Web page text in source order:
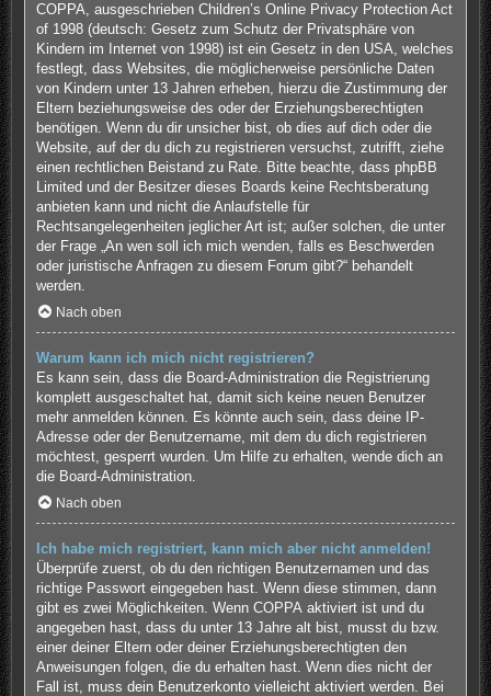
COPPA, ausgeschrieben Children’s Online Privacy Protection Act
of 1998 (deutsch: Gesetz zum Schutz der Privatsphäre von
Kindern im Internet von 1998) ist ein Gesetz in den USA, welches
festlegt, dass Websites, die möglicherweise persönliche Daten
von Kindern unter 13 Jahren erheben, hierzu die Zustimmung der
Eltern beziehungsweise des oder der Erziehungsberechtigten
benötigen. Wenn du dir unsicher bist, ob dies auf dich oder die
Website, auf der du dich zu registrieren versuchst, zutrifft, ziehe
einen rechtlichen Beistand zu Rate. Bitte beachte, dass phpBB
Limited und der Besitzer dieses Boards keine Rechtsberatung
anbieten kann und nicht die Anlaufstelle für
Rechtsangelegenheiten jeglicher Art ist; außer solchen, die unter
der Frage „An wen soll ich mich wenden, falls es Beschwerden
oder juristische Anfragen zu diesem Forum gibt?“ behandelt
werden.
Nach oben
Warum kann ich mich nicht registrieren?
Es kann sein, dass die Board-Administration die Registrierung
komplett ausgeschaltet hat, damit sich keine neuen Benutzer
mehr anmelden können. Es könnte auch sein, dass deine IP-
Adresse oder der Benutzername, mit dem du dich registrieren
möchtest, gesperrt wurden. Um Hilfe zu erhalten, wende dich an
die Board-Administration.
Nach oben
Ich habe mich registriert, kann mich aber nicht anmelden!
Überprüfe zuerst, ob du den richtigen Benutzernamen und das
richtige Passwort eingegeben hast. Wenn diese stimmen, dann
gibt es zwei Möglichkeiten. Wenn COPPA aktiviert ist und du
angegeben hast, dass du unter 13 Jahre alt bist, musst du bzw.
einer deiner Eltern oder deiner Erziehungsberechtigten den
Anweisungen folgen, die du erhalten hast. Wenn dies nicht der
Fall ist, muss dein Benutzerkonto vielleicht aktiviert werden. Bei